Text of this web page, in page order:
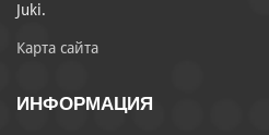
Juki.
Карта сайта
ИНФОРМАЦИЯ